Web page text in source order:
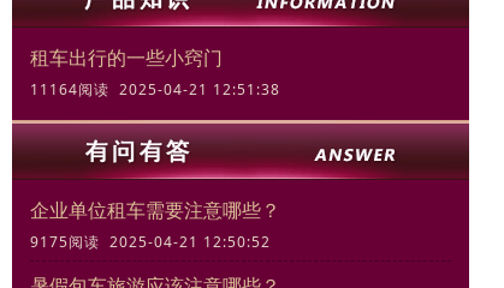
租车出行的一些小窍门
11164阅读 2025-04-21 12:51:38
企业单位租车需要注意哪些？
9175阅读 2025-04-21 12:50:52